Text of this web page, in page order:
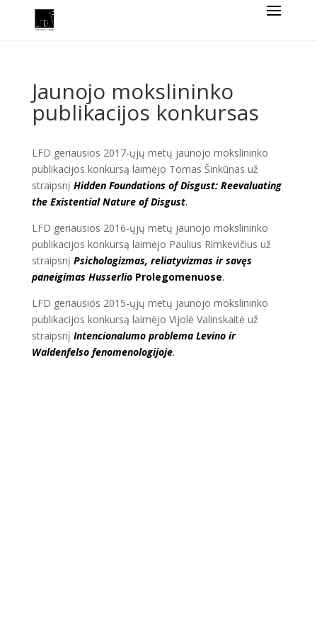
Jaunojo mokslininko
publikacijos konkursas
LFD geriausios 2017-ųjų metų jaunojo mokslininko
publikacijos konkursą laimėjo Tomas Šinkūnas už
straipsnį Hidden Foundations of Disgust: Reevaluating
the Existential Nature of Disgust.
LFD geriausios 2016-ųjų metų jaunojo mokslininko
publikacijos konkursą laimėjo Paulius Rimkevičius už
straipsnį Psichologizmas, reliatyvizmas ir savęs
paneigimas HusserlioProlegomenuose.
LFD geriausios 2015-ųjų metų jaunojo mokslininko
publikacijos konkursą laimėjo Vijolė Valinskaitė už
straipsnį Intencionalumo problema Levino ir
Waldenfelso fenomenologijoje.